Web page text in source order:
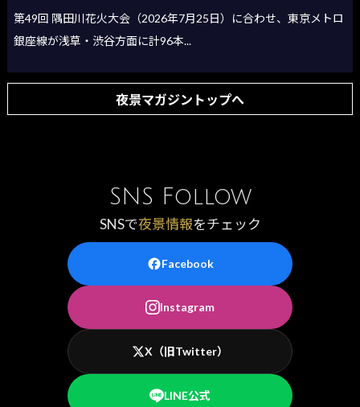
第49回 隅田川花火大会（2026年7月25日）に合わせ、東京メトロ
銀座線が浅草・渋谷方面に計96本...
夜景マガジントップへ
SNS Follow
SNSで夜景情報をチェック
Facebook
Instagram
X（旧Twitter）
LINE公式